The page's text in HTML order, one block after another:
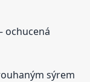
ochucená
sýrem